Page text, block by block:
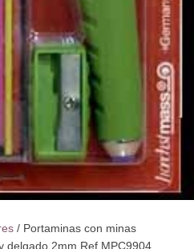
/ Portaminas con minas
delgado 2mm Ref.MPC9904